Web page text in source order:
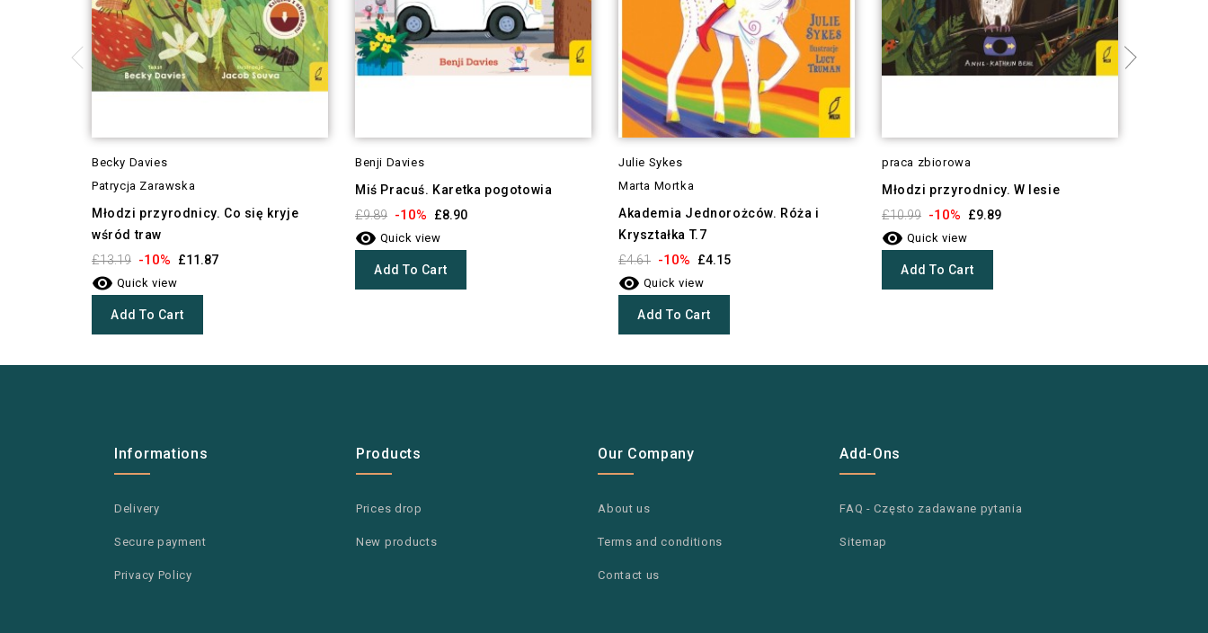
Becky Davies
Patrycja Zarawska
Młodzi przyrodnicy. Co się kryje
wśród traw
£13.19 -10% £11.87
 Quick view
Add To Cart
Benji Davies
Miś Pracuś. Karetka pogotowia
£9.89 -10% £8.90
 Quick view
Add To Cart
Julie Sykes
Marta Mortka
Akademia Jednorożców. Róża i
Kryształka T.7
£4.61 -10% £4.15
 Quick view
Add To Cart
praca zbiorowa
Młodzi przyrodnicy. W lesie
£10.99 -10% £9.89
 Quick view
Add To Cart
Informations
Delivery
Secure payment
Privacy Policy
Products
Prices drop
New products
Our Company
About us
Terms and conditions
Contact us
Add-Ons
FAQ - Często zadawane pytania
Sitemap